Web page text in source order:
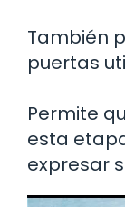
También
puertas
Permite
esta
expresar